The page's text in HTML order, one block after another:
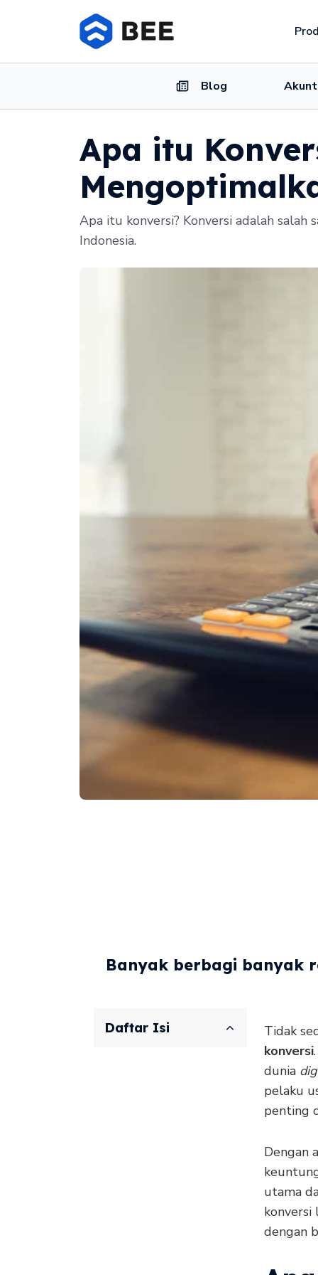
Blog
Apa itu
Apa itu konversi? Konversi adalah
Indonesia.
Banyak berbagi banyak
Daftar Isi
Tidak
konversi
dunia
pelaku
penting
Dengan
utama
konversi
dengan